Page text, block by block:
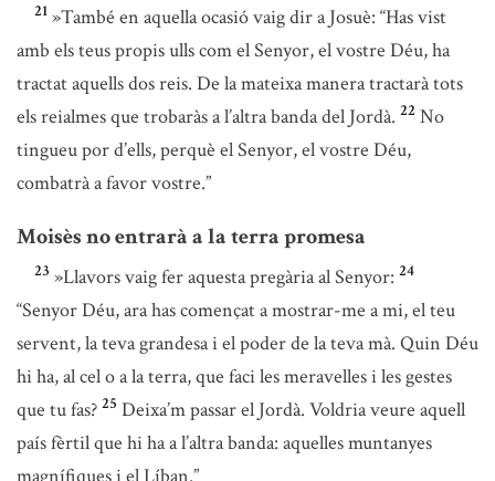
21 »També en aquella ocasió vaig dir a Josuè: “Has vist
amb els teus propis ulls com el Senyor, el vostre Déu, ha
tractat aquells dos reis. De la mateixa manera tractarà tots
els reialmes que trobaràs a l’altra banda del Jordà. 22 No
tingueu por d’ells, perquè el Senyor, el vostre Déu,
combatrà a favor vostre.”
Moisès no entrarà a la terra promesa
23 »Llavors vaig fer aquesta pregària al Senyor: 24
“Senyor Déu, ara has començat a mostrar-me a mi, el teu
servent, la teva grandesa i el poder de la teva mà. Quin Déu
hi ha, al cel o a la terra, que faci les meravelles i les gestes
que tu fas? 25 Deixa’m passar el Jordà. Voldria veure aquell
país fèrtil que hi ha a l’altra banda: aquelles muntanyes